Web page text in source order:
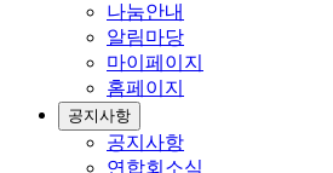
나눔안내
알림마당
마이페이지
홈페이지
공지사항
공지사항
연합회소식